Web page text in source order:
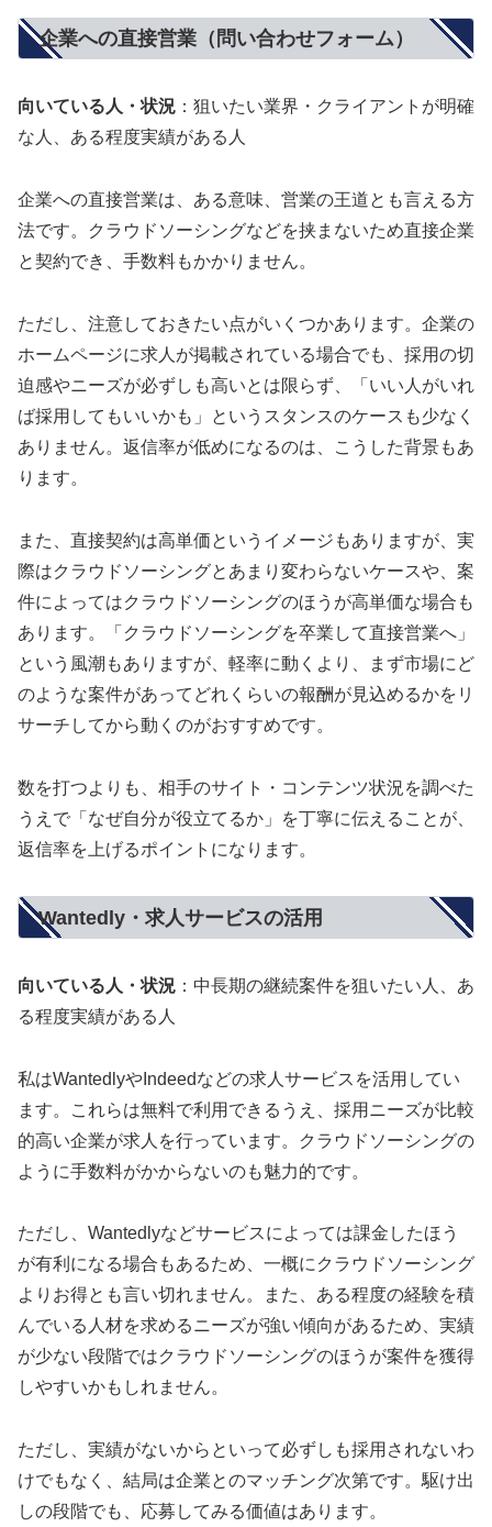
企業への直接営業（問い合わせフォーム）
向いている人・状況 ：狙いたい業界・クライアントが明確
な人、ある程度実績がある人
企業への直接営業は、ある意味、営業の王道とも言える方
法です。クラウドソーシングなどを挟まないため直接企業
と契約でき、手数料もかかりません。
ただし、注意しておきたい点がいくつかあります。企業の
ホームページに求人が掲載されている場合でも、採用の切
迫感やニーズが必ずしも高いとは限らず、「いい人がいれ
ば採用してもいいかも」というスタンスのケースも少なく
ありません。返信率が低めになるのは、こうした背景もあ
ります。
また、直接契約は高単価というイメージもありますが、実
際はクラウドソーシングとあまり変わらないケースや、案
件によってはクラウドソーシングのほうが高単価な場合も
あります。「クラウドソーシングを卒業して直接営業へ」
という風潮もありますが、軽率に動くより、まず市場にど
のような案件があってどれくらいの報酬が見込めるかをリ
サーチしてから動くのがおすすめです。
数を打つよりも、相手のサイト・コンテンツ状況を調べた
うえで「なぜ自分が役立てるか」を丁寧に伝えることが、
返信率を上げるポイントになります。
Wantedly・求人サービスの活用
向いている人・状況 ：中長期の継続案件を狙いたい人、あ
る程度実績がある人
私はWantedlyやIndeedなどの求人サービスを活用してい
ます。これらは無料で利用できるうえ、採用ニーズが比較
的高い企業が求人を行っています。クラウドソーシングの
ように手数料がかからないのも魅力的です。
ただし、Wantedlyなどサービスによっては課金したほう
が有利になる場合もあるため、一概にクラウドソーシング
よりお得とも言い切れません。また、ある程度の経験を積
んでいる人材を求めるニーズが強い傾向があるため、実績
が少ない段階ではクラウドソーシングのほうが案件を獲得
しやすいかもしれません。
ただし、実績がないからといって必ずしも採用されないわ
けでもなく、結局は企業とのマッチング次第です。駆け出
しの段階でも、応募してみる価値はあります。